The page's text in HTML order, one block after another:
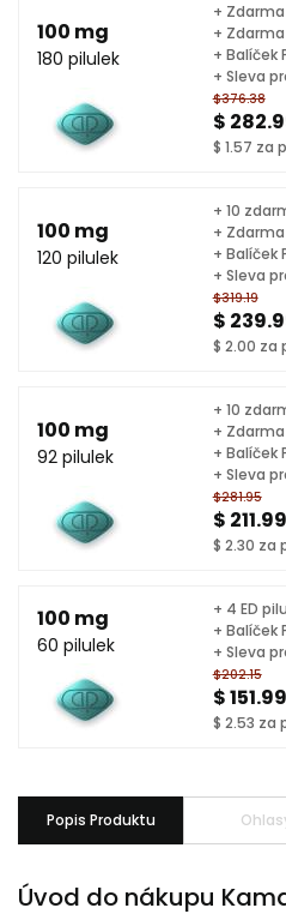
100 mg
180 pilulek
$376.38
$
$ 1.57 za
+
+
+ Balíček
+ Sleva
100 mg
120 pilulek
$319.19
$
$ 2.00 za
+ 10
+
+ Balíček
+ Sleva
100 mg
92 pilulek
$281.95
$ 211.99
$ 2.30 za
+ 10
+
+ Balíček
+ Sleva
100 mg
60 pilulek
$202.15
$ 151.99
$ 2.53 za
+ 4 ED
+ Balíček
+ Sleva
Popis Produktu
Úvod do nákupu